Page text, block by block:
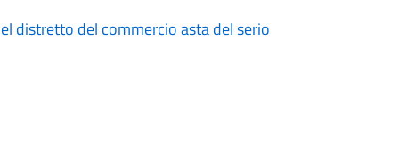
distretto del commercio asta del serio